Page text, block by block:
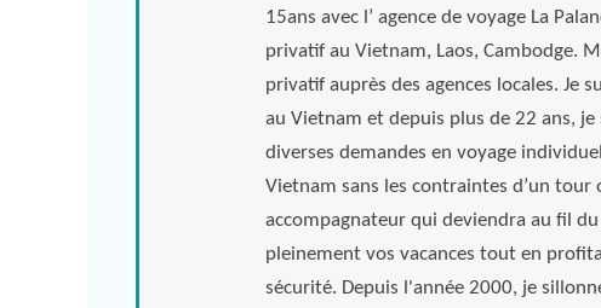
15ans avec l’ agence de voyage La
privatif au Vietnam, Laos, Cambodge.
privatif auprès des agences locales. Je
au Vietnam et depuis plus de 22 ans,
diverses demandes en voyage
Vietnam sans les contraintes d’un tour
accompagnateur qui deviendra au fil
pleinement vos vacances tout en
sécurité. Depuis l'année 2000, je